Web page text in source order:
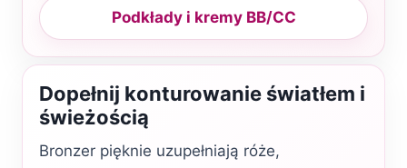
Podkłady i kremy BB/CC
Dopełnij konturowanie światłem i
świeżością
Bronzer pięknie uzupełniają róże,